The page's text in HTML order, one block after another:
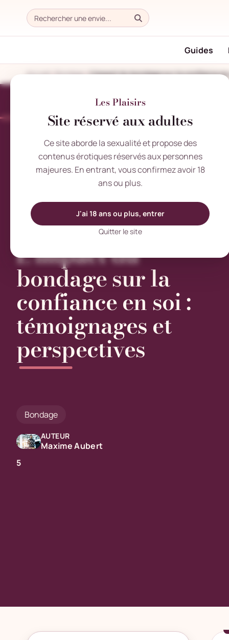
Guides
Les Plaisirs
Site réservé aux adultes
Ce site aborde la sexualité et propose des
contenus érotiques réservés aux personnes
majeures. En entrant, vous confirmez avoir 18
ans ou plus.
J'ai 18 ans ou plus, entrer
Quitter le site
Accueil Bondage L’impact du bondage sur la confiance
VENDREDI 15 AOÛT 2025
L’impact du
bondage sur la
confiance en soi :
témoignages et
perspectives
Bondage
AUTEUR
Maxime Aubert
5